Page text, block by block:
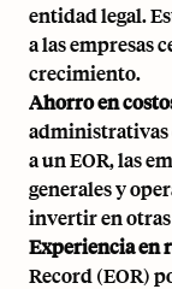
entidad legal.
a las empresas
crecimiento.
Ahorro en
administrativas
a un EOR, las
generales y
invertir en otras
Experiencia en
Record (EOR)